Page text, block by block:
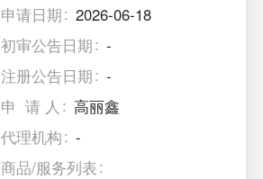
申请日期
2026-06-18
初审公告日期
-
注册公告日期
-
申 请 人
高丽鑫
代理机构
-
商品/服务列表